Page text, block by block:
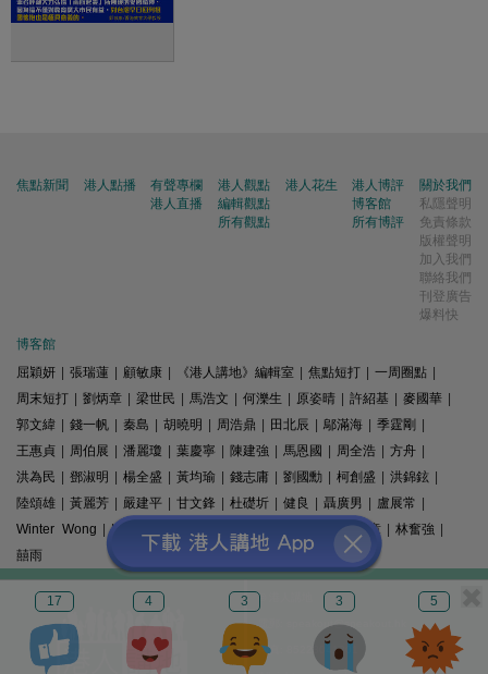
17 4 3 3 5
焦點新聞 港人點播
有聲專欄
港人直播
港人觀點
編輯觀點
所有觀點
港人花生
港人博評
博客館
所有博評
關於我們
私隱聲明
免責條款
版權聲明
加入我們
聯絡我們
刊登廣告
爆料快
博客館
屈穎妍
張瑞蓮 顧敏康 《港人講地》編輯室 焦點短打 一周圈點
周末短打
劉炳章 梁世民 馬浩文 何濼生 原姿晴 許紹基 麥國華
郭文緯
錢一帆 秦島 胡曉明 周浩鼎 田北辰 鄔滿海 季霆剛
王惠貞
周伯展 潘麗瓊 葉慶寧 陳建強 馬恩國 周全浩 方舟
洪為民
鄧淑明 楊全盛 黃均瑜 錢志庸 劉國勳 柯創盛 洪錦鉉
陸頌雄
黃麗芳 嚴建平 甘文鋒 杜礎圻 健良 聶廣男 盧展常
Winter Wong
K2 梁文新 羅崑 姚銘 精選文章 林奮強
囍雨
© 港人講地
電郵: speakout@speakout.hk
傳真: 85228041301